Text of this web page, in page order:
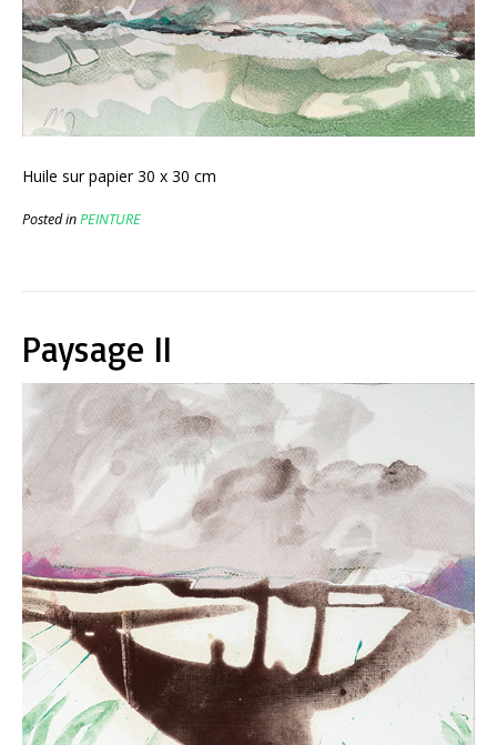
Huile sur papier 30 x 30 cm
Posted inPEINTURE
Paysage II